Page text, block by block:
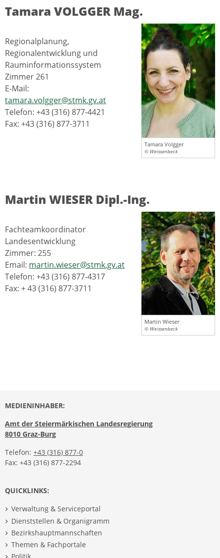
Tamara VOLGGER Mag.
Tamara Volgger
© Weissenbeck
Regionalplanung,
Regionalentwicklung und
Rauminformationssystem
Zimmer 261
E-Mail:
tamara.volgger@stmk.gv.at
Telefon: +43 (316) 877-4421
Fax: +43 (316) 877-3711
Martin WIESER Dipl.-Ing.
Martin Wieser
© Weissenbeck
Fachteamkoordinator
Landesentwicklung
Zimmer: 255
Email: martin.wieser@stmk.gv.at
Telefon: +43 (316) 877-4317
Fax: + 43 (316) 877-3711
MEDIENINHABER:
Amt der Steiermärkischen Landesregierung
8010 Graz-Burg
Telefon: +43 (316) 877-0
Fax: +43 (316) 877-2294
QUICKLINKS:
Verwaltung & Serviceportal
Dienststellen & Organigramm
Bezirkshauptmannschaften
Themen & Fachportale